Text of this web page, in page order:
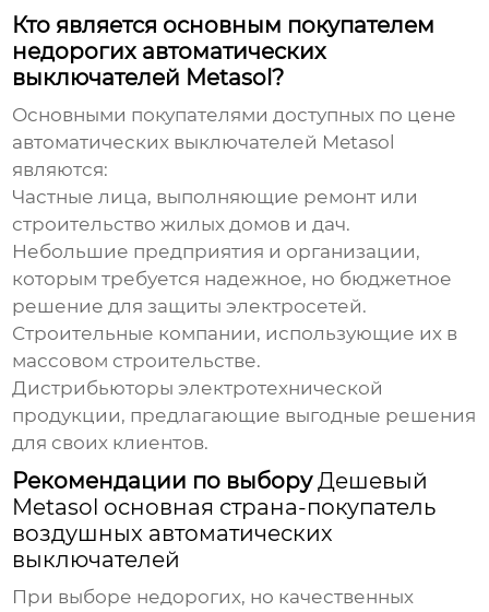
Кто является основным покупателем
недорогих автоматических
выключателей Metasol?
Основными покупателями доступных по цене
автоматических выключателей Metasol
являются:
Частные лица, выполняющие ремонт или
строительство жилых домов и дач.
Небольшие предприятия и организации,
которым требуется надежное, но бюджетное
решение для защиты электросетей.
Строительные компании, использующие их в
массовом строительстве.
Дистрибьюторы электротехнической
продукции, предлагающие выгодные решения
для своих клиентов.
Рекомендации по выборуДешевый
Metasol основная страна-покупатель
воздушных автоматических
выключателей
При выборе недорогих, но качественных